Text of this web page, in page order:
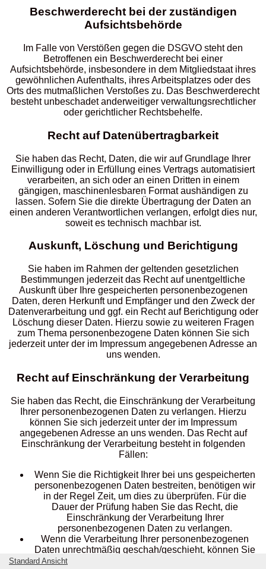
Beschwerde­recht bei der zuständigen
Aufsichts­behörde
Im Falle von Verstößen gegen die DSGVO steht den
Betroffenen ein Beschwerderecht bei einer
Aufsichtsbehörde, insbesondere in dem Mitgliedstaat ihres
gewöhnlichen Aufenthalts, ihres Arbeitsplatzes oder des
Orts des mutmaßlichen Verstoßes zu. Das Beschwerderecht
besteht unbeschadet anderweitiger verwaltungsrechtlicher
oder gerichtlicher Rechtsbehelfe.
Recht auf Daten­übertrag­barkeit
Sie haben das Recht, Daten, die wir auf Grundlage Ihrer
Einwilligung oder in Erfüllung eines Vertrags automatisiert
verarbeiten, an sich oder an einen Dritten in einem
gängigen, maschinenlesbaren Format aushändigen zu
lassen. Sofern Sie die direkte Übertragung der Daten an
einen anderen Verantwortlichen verlangen, erfolgt dies nur,
soweit es technisch machbar ist.
Auskunft, Löschung und Berichtigung
Sie haben im Rahmen der geltenden gesetzlichen
Bestimmungen jederzeit das Recht auf unentgeltliche
Auskunft über Ihre gespeicherten personenbezogenen
Daten, deren Herkunft und Empfänger und den Zweck der
Datenverarbeitung und ggf. ein Recht auf Berichtigung oder
Löschung dieser Daten. Hierzu sowie zu weiteren Fragen
zum Thema personenbezogene Daten können Sie sich
jederzeit unter der im Impressum angegebenen Adresse an
uns wenden.
Recht auf Einschränkung der Verarbeitung
Sie haben das Recht, die Einschränkung der Verarbeitung
Ihrer personenbezogenen Daten zu verlangen. Hierzu
können Sie sich jederzeit unter der im Impressum
angegebenen Adresse an uns wenden. Das Recht auf
Einschränkung der Verarbeitung besteht in folgenden
Fällen:
Wenn Sie die Richtigkeit Ihrer bei uns gespeicherten
personenbezogenen Daten bestreiten, benötigen wir
in der Regel Zeit, um dies zu überprüfen. Für die
Dauer der Prüfung haben Sie das Recht, die
Einschränkung der Verarbeitung Ihrer
personenbezogenen Daten zu verlangen.
Wenn die Verarbeitung Ihrer personenbezogenen
Daten unrechtmäßig geschah/geschieht, können Sie
statt der Löschung die Einschränkung der
Standard Ansicht